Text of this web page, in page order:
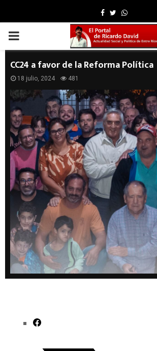
Facebook
TwitterWhatsapp
PRIMARY
MENU
CC24 a favor de la Reforma Política
18 julio, 2024 481